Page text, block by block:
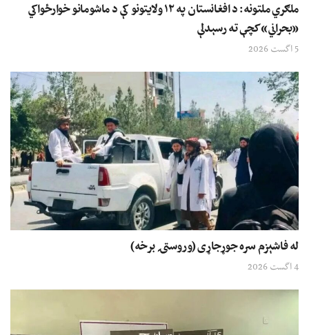
ملګري ملتونه: د افغانستان په ۱۲ ولایتونو کې د ماشومانو خوارځواکي
«بحراني» کچې ته رسېدلې
5 اگست 2026
له فاشېزم سره جوړجاړی (وروستۍ برخه)
4 اگست 2026